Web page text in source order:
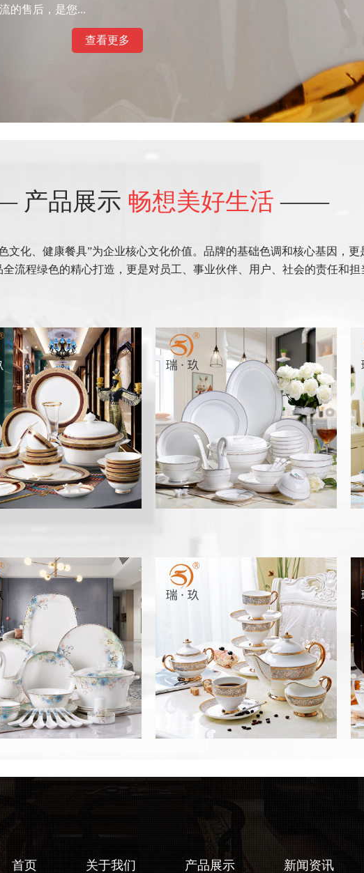
的售后，是您...
查看更多
产品展示 畅想美好生活 ——
文化、健康餐具”为企业核心文化价值。品牌的基础色调和核心基因，更
流程绿色的精心打造，更是对员工、事业伙伴、用户、社会的责任和担
首页 关于我们 产品展示 新闻资讯